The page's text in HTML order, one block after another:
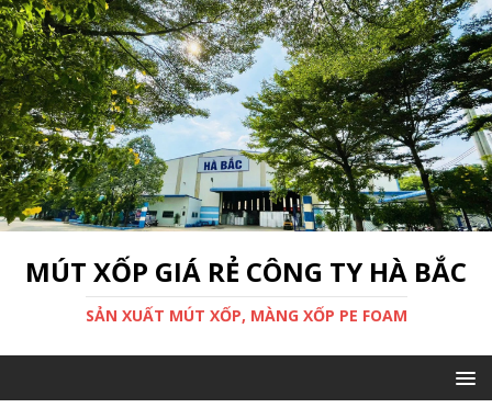
MÚT XỐP GIÁ RẺ CÔNG TY HÀ BẮC
SẢN XUẤT MÚT XỐP, MÀNG XỐP PE FOAM